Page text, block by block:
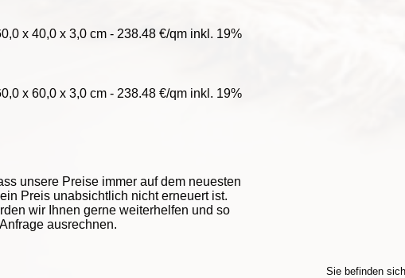
x 40,0 x 3,0 cm - 238.48 €/qm inkl. 19%
x 60,0 x 3,0 cm - 238.48 €/qm inkl. 19%
unsere Preise immer auf dem neuesten
Preis unabsichtlich nicht erneuert ist.
wir Ihnen gerne weiterhelfen und so
ausrechnen.
Sie befinden